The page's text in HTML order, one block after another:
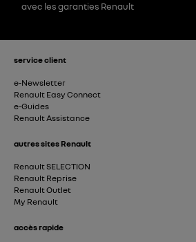
avec les garanties Renault
service client
e-Newsletter
Renault Easy Connect
e-Guides
Renault Assistance
autres sites Renault
Renault SELECTION
Renault Reprise
Renault Outlet
My Renault
accès rapide